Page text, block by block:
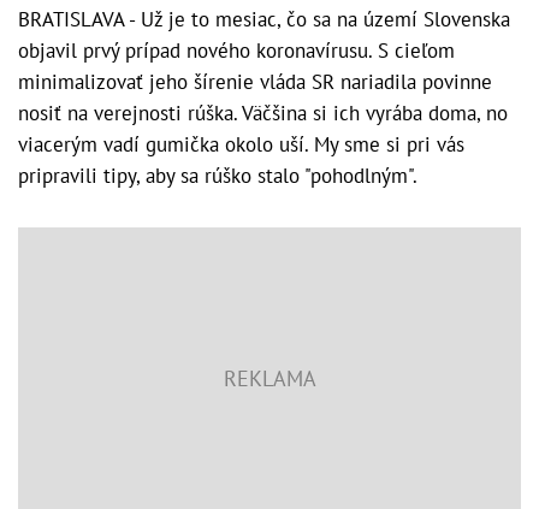
BRATISLAVA - Už je to mesiac, čo sa na území Slovenska
objavil prvý prípad nového koronavírusu. S cieľom
minimalizovať jeho šírenie vláda SR nariadila povinne
nosiť na verejnosti rúška. Väčšina si ich vyrába doma, no
viacerým vadí gumička okolo uší. My sme si pri vás
pripravili tipy, aby sa rúško stalo "pohodlným".